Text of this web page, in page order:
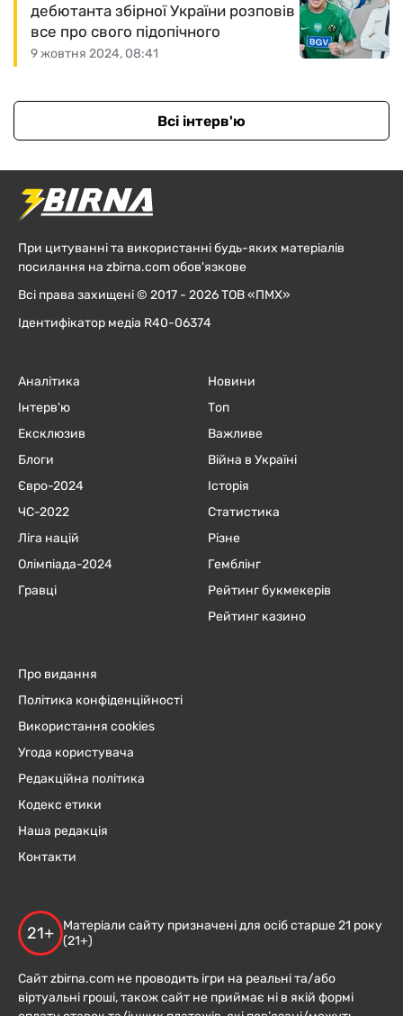
9 жовтня 2024, 08:41
дебютанта збірної України розповів
все про свого підопічного
Всі інтерв'ю
При цитуванні та використанні будь-яких матеріалів
посилання на zbirna.com обов'язкове
Всі права захищені © 2017 - 2026 ТОВ «ПМХ»
Ідентифікатор медіа R40-06374
Аналітика
Інтерв'ю
Ексклюзив
Блоги
Євро-2024
ЧC-2022
Ліга націй
Олімпіада-2024
Гравці
Новини
Топ
Важливе
Війна в Україні
Історія
Статистика
Різне
Гемблінг
Рейтинг букмекерів
Рейтинг казино
Про видання
Політика конфіденційності
Використання cookies
Угода користувача
Редакційна політика
Кодекс етики
Наша редакція
Контакти
21+
Матеріали сайту призначені для осіб старше 21 року
(21+)
Сайт zbirna.com не проводить ігри на реальні та/або
віртуальні гроші, також сайт не приймає ні в якій формі